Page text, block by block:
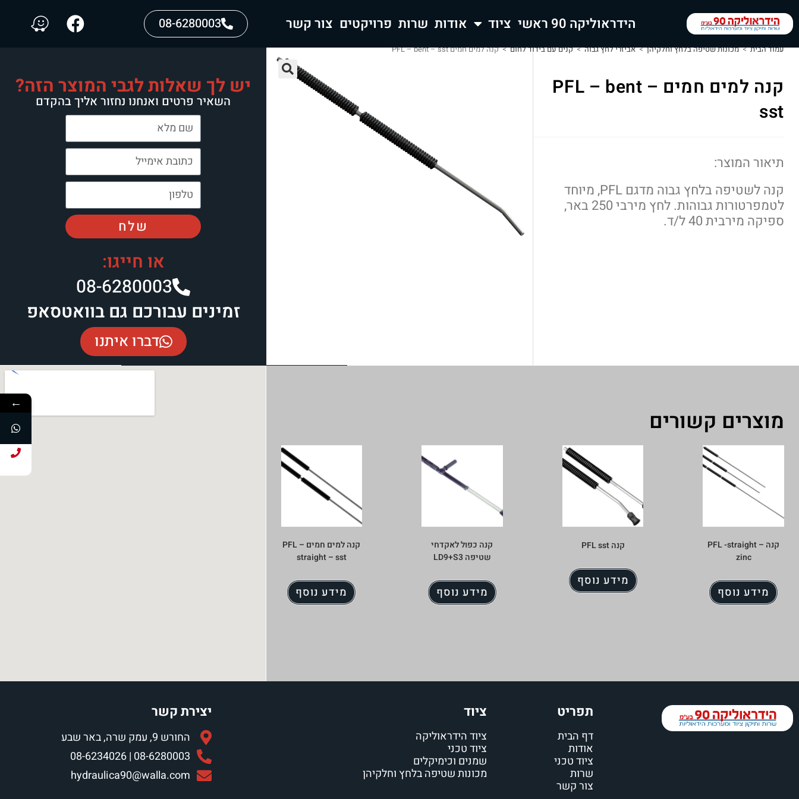
הידראוליקה 90 ראשי ציוד אודות שרות פרויקטים צור קשר 08-6280003
עמוד הבית > מכונות שטיפה בלחץ וחלקיהן > אביזרי לחץ גבוה > קנים עם בידוד לחום > קנה למים חמים PFL – bent – sst
קנה למים חמים PFL – bent –
sst
תיאור המוצר:
קנה לשטיפה בלחץ גבוה מדגם PFL, מיוחד
לטמפרטורות גבוהות. לחץ מירבי 250 באר,
ספיקה מירבית 40 ל/ד.
יש לך שאלות לגבי המוצר הזה?
השאיר פרטים ואנחנו נחזור אליך בהקדם
שלח
או חייגו:
08-6280003​
זמינים עבורכם גם בוואטסאפ
דברו איתנו
מוצרים קשורים
קנה PFL -straight –
zinc
מידע נוסף
קנה PFL sst
מידע נוסף
קנה כפול לאקדחי
שטיפה LD9+S3
מידע נוסף
קנה למים חמים PFL –
straight – sst
מידע נוסף
תפריט
דף הבית
אודות
ציוד טכני
שרות
צור קשר
ציוד
ציוד הידראוליקה
ציוד טכני
שמנים וכימיקלים
מכונות שטיפה בלחץ וחלקיהן
יצירת קשר
החורש 9, עמק שרה, באר שבע
08-6280003 | 08-6234026
hydraulica90@walla.com
←